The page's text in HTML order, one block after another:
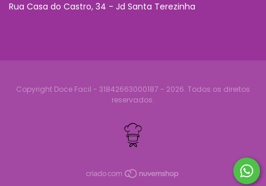
Rua Casa do Castro, 34 - Jd Santa Terezinha
Copyright Doce Facil - 31842663000187 - 2026. Todos os direitos
reservados.